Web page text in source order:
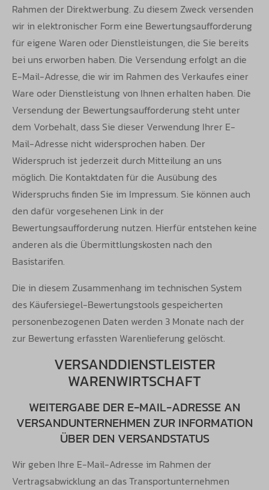
Rahmen der Direktwerbung. Zu diesem Zweck versenden
wir in elektronischer Form eine Bewertungsaufforderung
für eigene Waren oder Dienstleistungen, die Sie bereits
bei uns erworben haben. Die Versendung erfolgt an die
E-Mail-Adresse, die wir im Rahmen des Verkaufes einer
Ware oder Dienstleistung von Ihnen erhalten haben. Die
Versendung der Bewertungsaufforderung steht unter
dem Vorbehalt, dass Sie dieser Verwendung Ihrer E-
Mail-Adresse nicht widersprochen haben. Der
Widerspruch ist jederzeit durch Mitteilung an uns
möglich. Die Kontaktdaten für die Ausübung des
Widerspruchs finden Sie im Impressum. Sie können auch
den dafür vorgesehenen Link in der
Bewertungsaufforderung nutzen. Hierfür entstehen keine
anderen als die Übermittlungskosten nach den
Basistarifen.
Die in diesem Zusammenhang im technischen System
des Käufersiegel-Bewertungstools gespeicherten
personenbezogenen Daten werden 3 Monate nach der
zur Bewertung erfassten Warenlieferung gelöscht.
VERSANDDIENSTLEISTER
WARENWIRTSCHAFT
WEITERGABE DER E-MAIL-ADRESSE AN
VERSANDUNTERNEHMEN ZUR INFORMATION
ÜBER DEN VERSANDSTATUS
Wir geben Ihre E-Mail-Adresse im Rahmen der
Vertragsabwicklung an das Transportunternehmen